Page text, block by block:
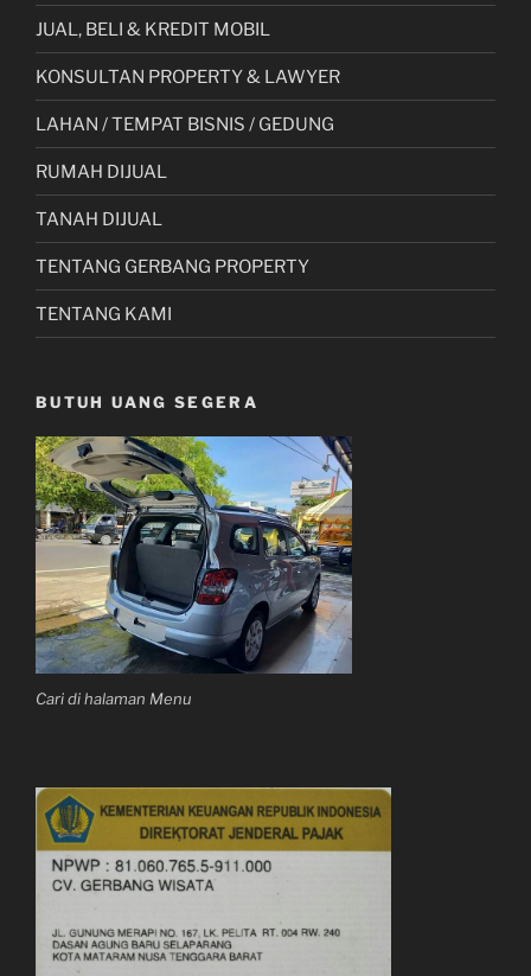
JUAL, BELI & KREDIT MOBIL
KONSULTAN PROPERTY & LAWYER
LAHAN / TEMPAT BISNIS / GEDUNG
RUMAH DIJUAL
TANAH DIJUAL
TENTANG GERBANG PROPERTY
TENTANG KAMI
BUTUH UANG SEGERA
Cari di halaman Menu